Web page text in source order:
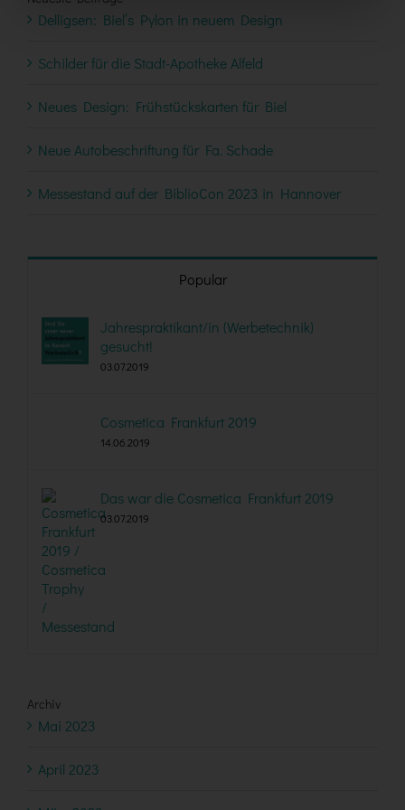
Delligsen: Biel’s Pylon in neuem Design
Schilder für die Stadt-Apotheke Alfeld
Neues Design: Frühstückskarten für Biel
Neue Autobeschriftung für Fa. Schade
Messestand auf der BiblioCon 2023 in Hannover
Popular
Jahrespraktikant/in (Werbetechnik)
gesucht!
03.07.2019
Cosmetica Frankfurt 2019
14.06.2019
Das war die Cosmetica Frankfurt 2019
03.07.2019
Archiv
Mai 2023
April 2023